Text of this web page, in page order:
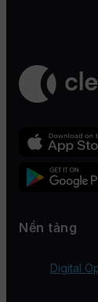
Nền tảng
Digital